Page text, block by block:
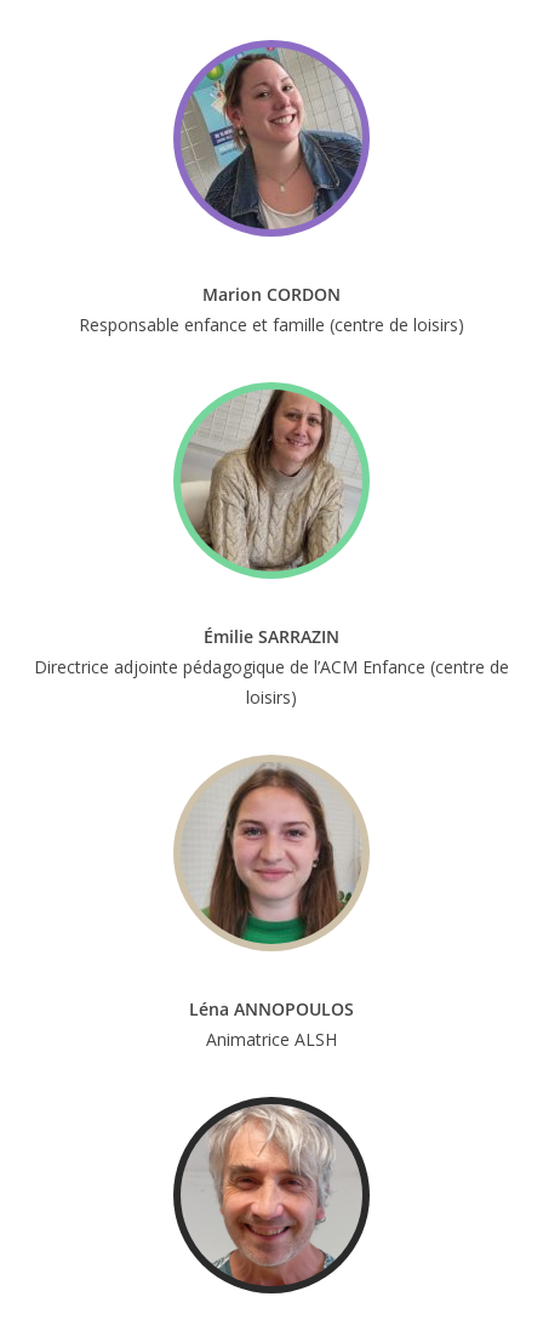
Marion CORDON
Responsable enfance et famille (centre de loisirs)
Émilie SARRAZIN
Directrice adjointe pédagogique de l’ACM Enfance (centre de
loisirs)
Léna ANNOPOULOS
Animatrice ALSH